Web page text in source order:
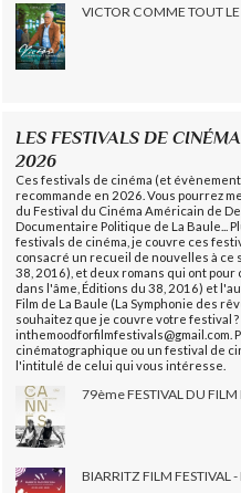
VICTOR COMME TOUT
LES FESTIVALS DE
2026
Ces festivals de cinéma (et
recommande en 2026. Vous pourrez
du Festival du Cinéma Américain de
Documentaire Politique de La Baule...
festivals de cinéma, je couvre ces
consacré un recueil de nouvelles à ce
38, 2016), et deux romans qui ont
dans l'âme, Éditions du 38, 2016) et
Film de La Baule (La Symphonie des
souhaitez que je couvre votre festival ?
inthemoodforfilmfestivals@gmail.com.
cinématographique ou un festival de
l'intitulé de celui qui vous intéresse.
79ème FESTIVAL DU FILM
BIARRITZ FILM FESTIVAL